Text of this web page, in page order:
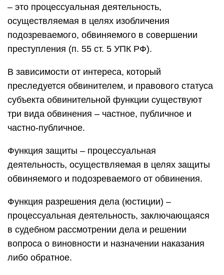
– это процессуальная деятельность,
осуществляемая в целях изобличения
подозреваемого, обвиняемого в совершении
преступления (п. 55 ст. 5 УПК РФ).
В зависимости от интереса, который
преследуется обвинителем, и правового статуса
субъекта обвинительной функции существуют
три вида обвинения – частное, публичное и
частно-публичное.
Функция защиты – процессуальная
деятельность, осуществляемая в целях защиты
обвиняемого и подозреваемого от обвинения.
Функция разрешения дела (юстиции) –
процессуальная деятельность, заключающаяся
в судебном рассмотрении дела и решении
вопроса о виновности и назначении наказания
либо обратное.